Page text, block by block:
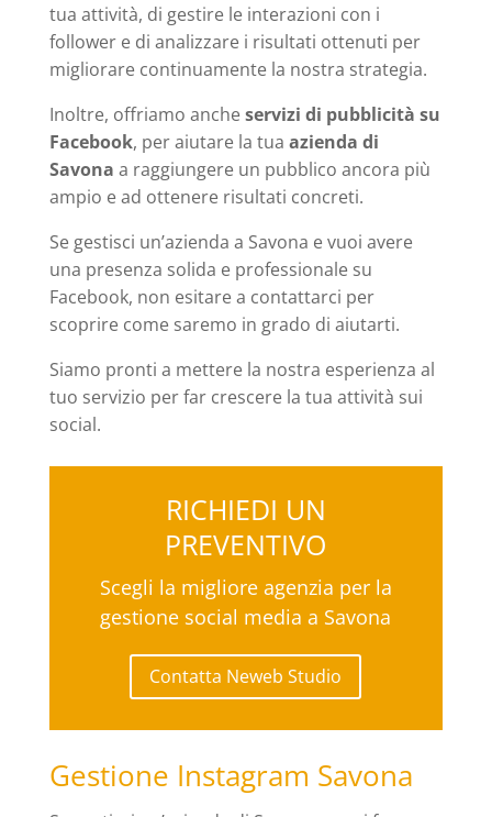
tua attività, di gestire le interazioni con i
follower e di analizzare i risultati ottenuti per
migliorare continuamente la nostra strategia.
Inoltre, offriamo ancheservizi di pubblicità su
Facebook, per aiutare la tua azienda di
Savona a raggiungere un pubblico ancora più
ampio e ad ottenere risultati concreti.
Se gestisci un’azienda a Savona e vuoi avere
una presenza solida e professionale su
Facebook, non esitare a contattarci per
scoprire come saremo in grado di aiutarti.
Siamo pronti a mettere la nostra esperienza al
tuo servizio per far crescere la tua attività sui
social.
RICHIEDI UN
PREVENTIVO
Scegli la migliore agenzia per la
gestione social media a Savona
Contatta Neweb Studio
Gestione Instagram Savona